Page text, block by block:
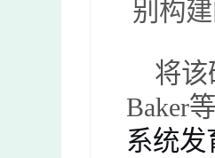
别构
将该
Baker
系统